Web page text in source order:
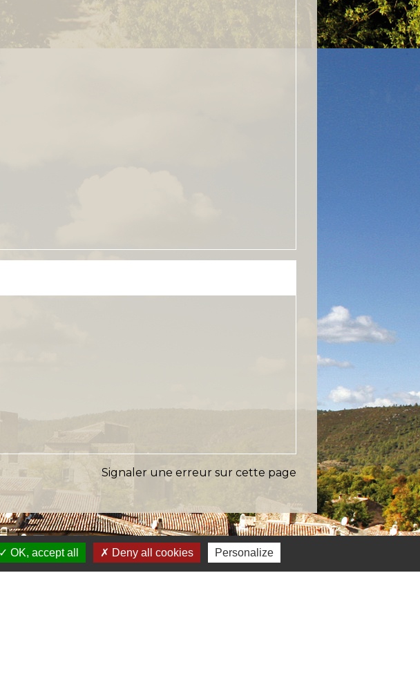
Signaler une erreur sur cette page
Liens
OK, accept all Deny all cookies Personalize